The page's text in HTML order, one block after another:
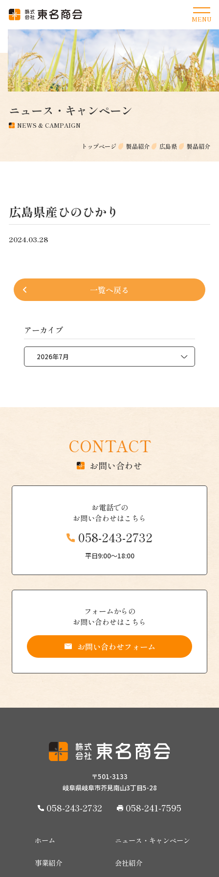
ニュース・キャンペーン
NEWS & CAMPAIGN
トップページ 製品紹介 広島県 製品紹介
広島県産ひのひかり
2024.03.28
一覧へ戻る
アーカイブ
CONTACT
お問い合わせ
お電話での
お問い合わせはこちら
058-243-2732
平日9:00〜18:00
フォームからの
お問い合わせはこちら
お問い合わせフォーム
〒501-3133
岐阜県岐阜市芥見南山3丁目5-28
058-243-2732 058-241-7595
ホーム
事業紹介
ニュース・キャンペーン
会社紹介